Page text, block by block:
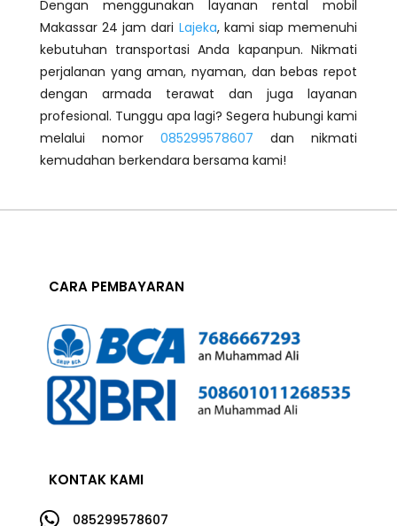
Dengan menggunakan layanan rental mobil
Makassar 24 jam dari Lajeka, kami siap memenuhi
kebutuhan transportasi Anda kapanpun. Nikmati
perjalanan yang aman, nyaman, dan bebas repot
dengan armada terawat dan juga layanan
profesional. Tunggu apa lagi? Segera hubungi kami
melalui nomor 085299578607 dan nikmati
kemudahan berkendara bersama kami!
CARA PEMBAYARAN
KONTAK KAMI
 085299578607